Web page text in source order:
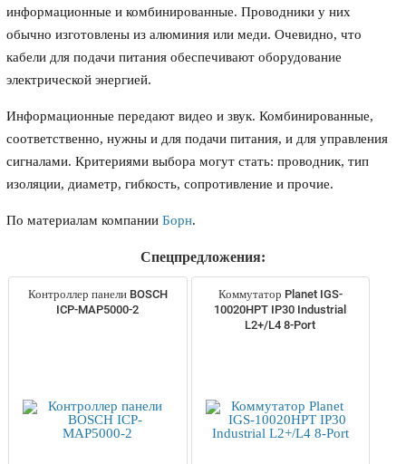
информационные и комбинированные. Проводники у них
обычно изготовлены из алюминия или меди. Очевидно, что
кабели для подачи питания обеспечивают оборудование
электрической энергией.
Информационные передают видео и звук. Комбинированные,
соответственно, нужны и для подачи питания, и для управления
сигналами. Критериями выбора могут стать: проводник, тип
изоляции, диаметр, гибкость, сопротивление и прочие.
По материалам компанииБорн.
Спецпредложения:
Контроллер панели BOSCH
ICP-MAP5000-2
Коммутатор Planet IGS-
10020HPT IP30 Industrial
L2+/L4 8-Port